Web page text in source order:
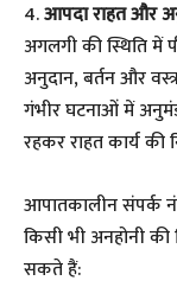
4.आपदा राहत और
अगलगी की स्थिति में
अनुदान, बर्तन और
गंभीर घटनाओं में
रहकर राहत कार्य की
आपातकालीन संपर्क
किसी भी अनहोनी
सकते हैं: